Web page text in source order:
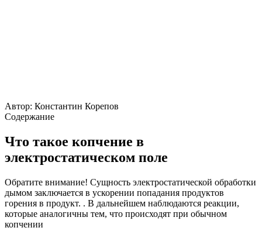
Автор: Константин Корепов
Содержание
Что такое копчение в
электростатическом поле
Обратите внимание! Сущность электростатической обработки
дымом заключается в ускорении попадания продуктов
горения в продукт. . В дальнейшем наблюдаются реакции,
которые аналогичны тем, что происходят при обычном
копчении